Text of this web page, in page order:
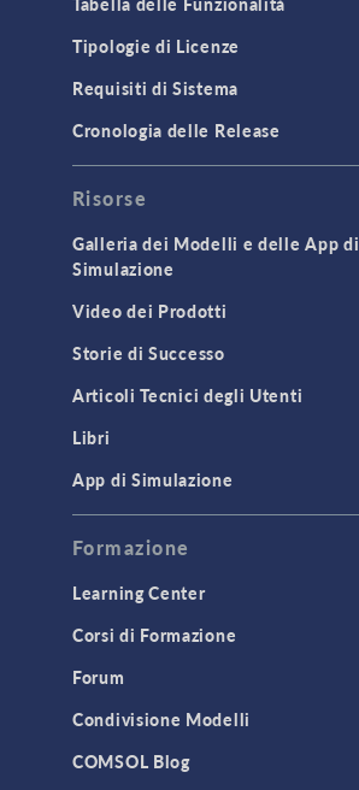
Tipologie di Licenze
Requisiti di Sistema
Cronologia delle Release
Risorse
Galleria dei Modelli e delle App di
Simulazione
Video dei Prodotti
Storie di Successo
Articoli Tecnici degli Utenti
Libri
App di Simulazione
Formazione
Learning Center
Corsi di Formazione
Forum
Condivisione Modelli
COMSOL Blog